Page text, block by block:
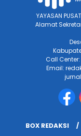
YAYASAN
Alamat
Call Center:
Email:
BOX REDAKSI